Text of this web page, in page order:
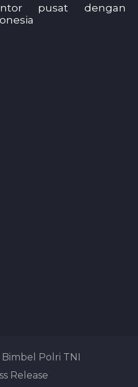
pusat dengan
Bimbel Polri TNI
Release